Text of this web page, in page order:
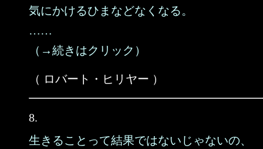
気にかけるひまなどなくなる。
……
（→続きはクリック）
（ ロバート・ヒリヤー ）
8.
生きることって結果ではないじゃないの、